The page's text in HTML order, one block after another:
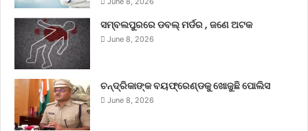
ସମ୍ବଲପୁରରେ ଡବଲ୍ ମର୍ଡର , ଜଣେ ଅଟକ
June 8, 2026
ଚନ୍ଦ୍ରିକାଙ୍କ ବୟଫ୍ରେଣ୍ଡକୁ ଖୋଜୁଛି ପୋଲିସ
June 8, 2026